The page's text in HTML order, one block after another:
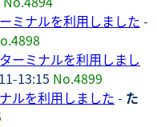
ミナルを利用しました -
ーミナルを利用しまし
13:15 No.4899
ルを利用しました - た